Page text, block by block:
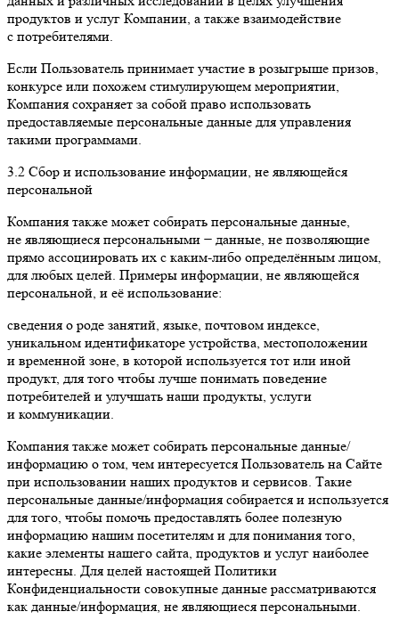
продуктов и услуг Компании, а также взаимодействие
с потребителями.
Если Пользователь принимает участие в розыгрыше призов,
конкурсе или похожем стимулирующем мероприятии,
Компания сохраняет за собой право использовать
предоставляемые персональные данные для управления
такими программами.
3.2 Сбор и использование информации, не являющейся
персональной
Компания также может собирать персональные данные,
не являющиеся персональными − данные, не позволяющие
прямо ассоциировать их с каким-либо определённым лицом,
для любых целей. Примеры информации, не являющейся
персональной, и её использование:
сведения о роде занятий, языке, почтовом индексе,
уникальном идентификаторе устройства, местоположении
и временной зоне, в которой используется тот или иной
продукт, для того чтобы лучше понимать поведение
потребителей и улучшать наши продукты, услуги
и коммуникации.
Компания также может собирать персональные данные/
информацию о том, чем интересуется Пользователь на Сайте
при использовании наших продуктов и сервисов. Такие
персональные данные/информация собирается и используется
для того, чтобы помочь предоставлять более полезную
информацию нашим посетителям и для понимания того,
какие элементы нашего сайта, продуктов и услуг наиболее
интересны. Для целей настоящей Политики
Конфиденциальности совокупные данные рассматриваются
как данные/информация, не являющиеся персональными.